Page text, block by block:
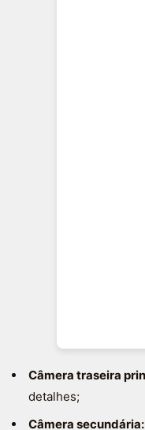
Câmera traseira
detalhes;
Câmera secundária: